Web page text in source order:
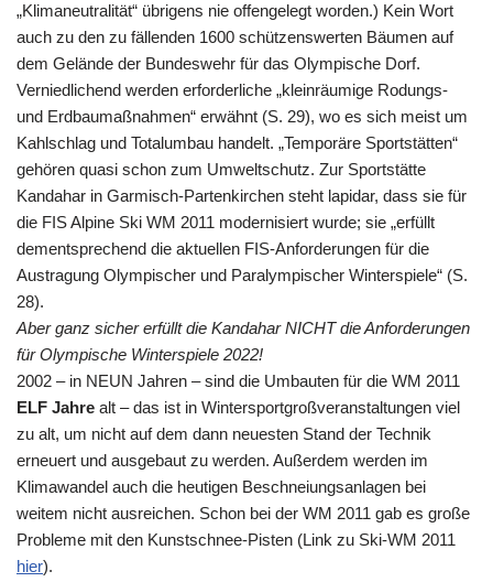
„Klimaneutralität“ übrigens nie offengelegt worden.) Kein Wort
auch zu den zu fällenden 1600 schützenswerten Bäumen auf
dem Gelände der Bundeswehr für das Olympische Dorf.
Verniedlichend werden erforderliche „kleinräumige Rodungs-
und Erdbaumaßnahmen“ erwähnt (S. 29), wo es sich meist um
Kahlschlag und Totalumbau handelt. „Temporäre Sportstätten“
gehören quasi schon zum Umweltschutz. Zur Sportstätte
Kandahar in Garmisch-Partenkirchen steht lapidar, dass sie für
die FIS Alpine Ski WM 2011 modernisiert wurde; sie „erfüllt
dementsprechend die aktuellen FIS-Anforderungen für die
Austragung Olympischer und Paralympischer Winterspiele“ (S.
28).
Aber ganz sicher erfüllt die Kandahar NICHT die Anforderungen
für Olympische Winterspiele 2022!
2002 – in NEUN Jahren – sind die Umbauten für die WM 2011
ELF Jahre alt – das ist in Wintersportgroßveranstaltungen viel
zu alt, um nicht auf dem dann neuesten Stand der Technik
erneuert und ausgebaut zu werden. Außerdem werden im
Klimawandel auch die heutigen Beschneiungsanlagen bei
weitem nicht ausreichen. Schon bei der WM 2011 gab es große
Probleme mit den Kunstschnee-Pisten (Link zu Ski-WM 2011
hier).